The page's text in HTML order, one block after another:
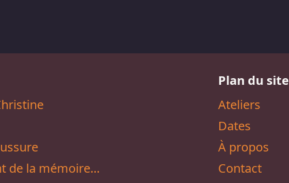
de la mémoire…
Plan du site
Ateliers
Dates
À propos
Contact